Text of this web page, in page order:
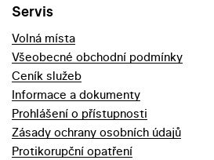
Servis
Volná místa
Všeobecné obchodní podmínky
Ceník služeb
Informace a dokumenty
Prohlášení o přístupnosti
Zásady ochrany osobních údajů
Protikorupční opatření